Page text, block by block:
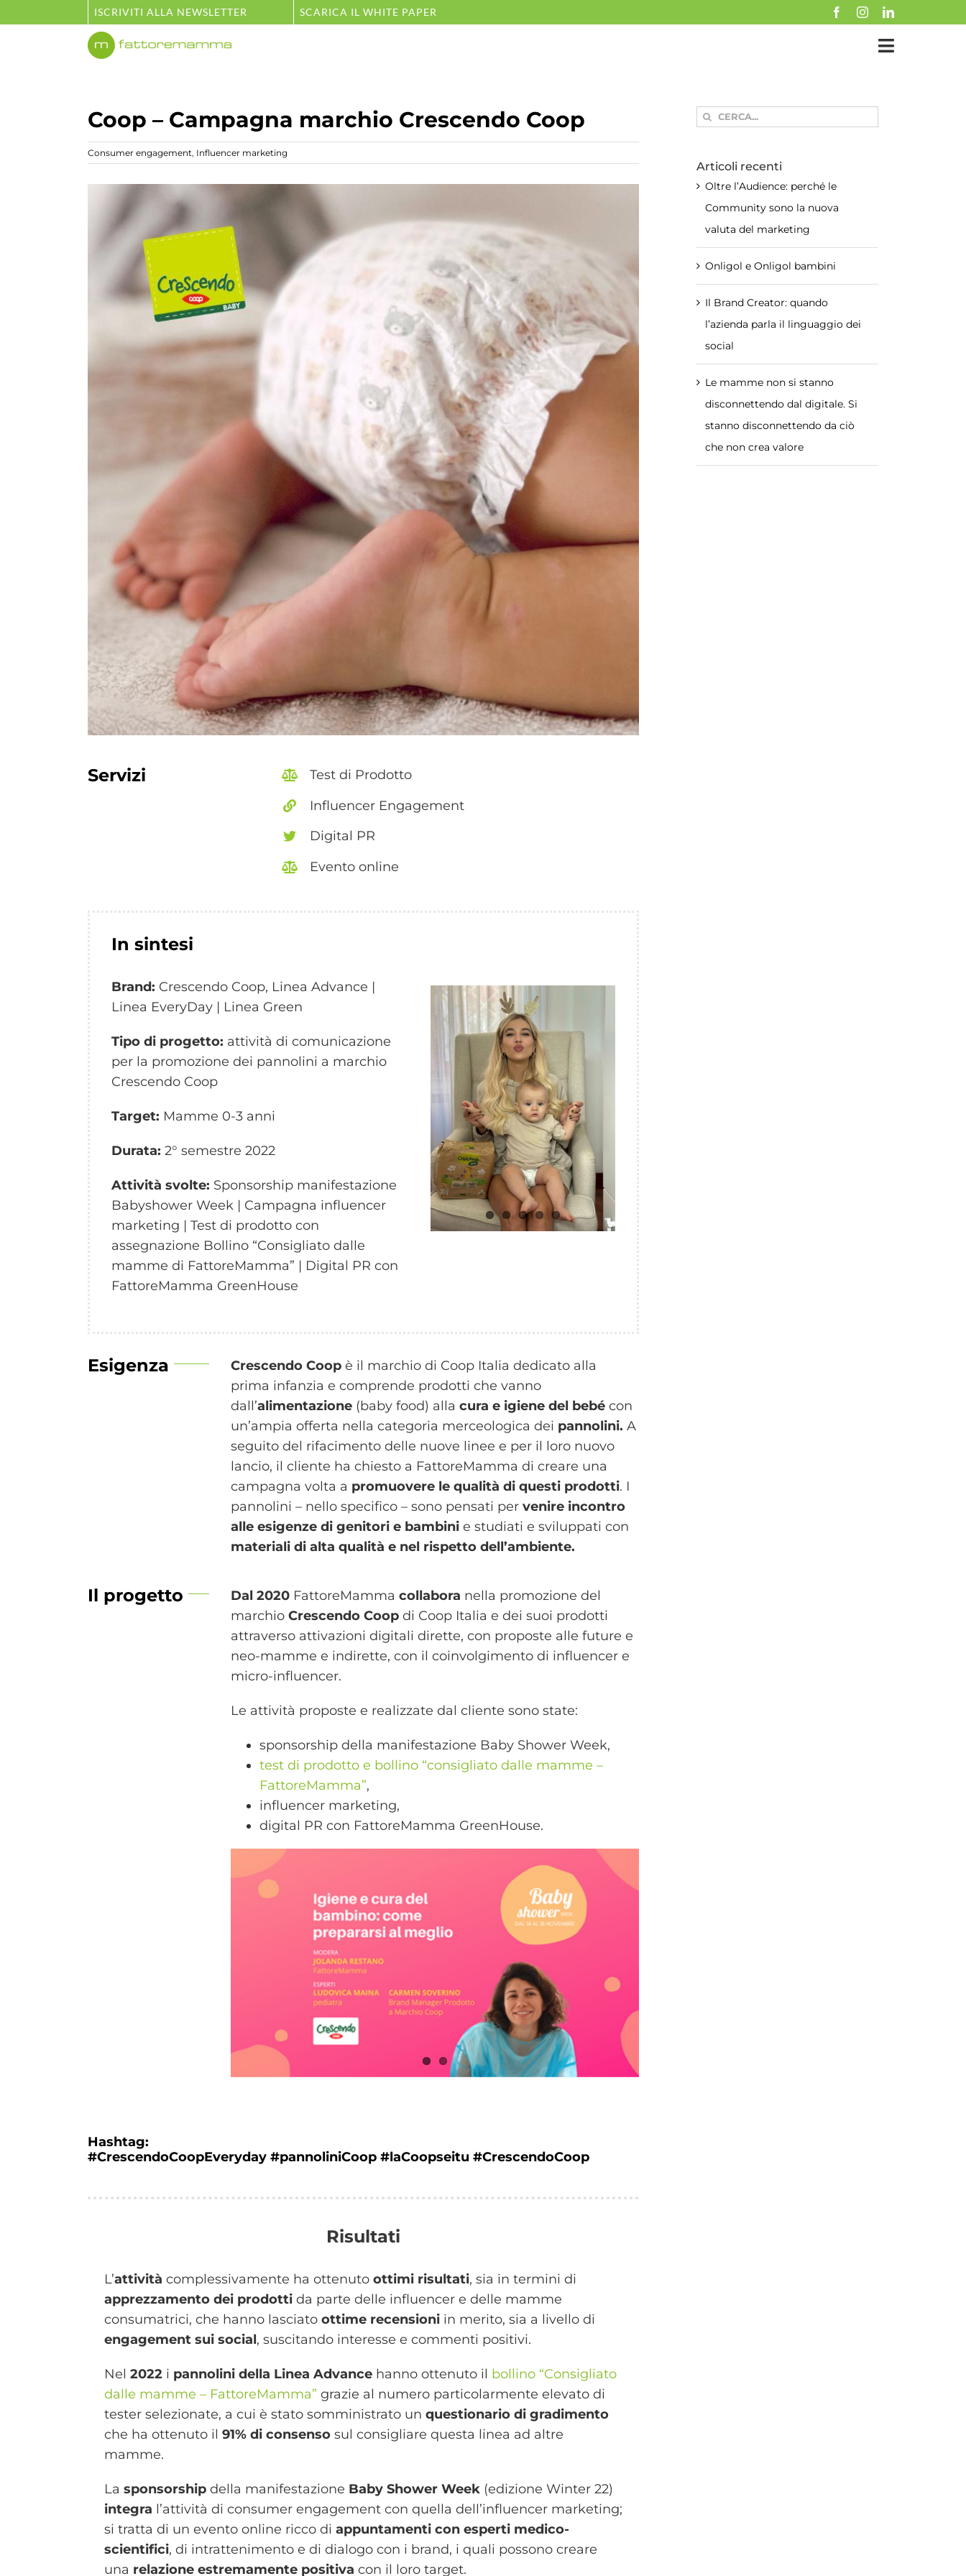
al
ISCRIVITI ALLA NEWSLETTER SCARICA IL WHITE PAPER
Coop – Campagna marchio Crescendo Coop
Consumer engagement, Influencer marketing
immagine
Servizi
Test di Prodotto
Influencer Engagement
Digital PR
Evento online
In sintesi
Brand: Crescendo Coop, Linea Advance |
Linea EveryDay | Linea Green
Tipo di progetto: attività di comunicazione
per la promozione dei pannolini a marchio
Crescendo Coop
Target: Mamme 0-3 anni
Durata: 2° semestre 2022
Attività svolte: Sponsorship manifestazione
Babyshower Week | Campagna influencer
marketing | Test di prodotto con
assegnazione Bollino “Consigliato dalle
mamme di FattoreMamma” | Digital PR con
FattoreMamma GreenHouse
Esigenza Crescendo Coop è il marchio di Coop Italia dedicato alla
prima infanzia e comprende prodotti che vanno
dall’alimentazione (baby food) allacura e igiene del bebé con
un’ampia offerta nella categoria merceologica dei pannolini. A
seguito del rifacimento delle nuove linee e per il loro nuovo
lancio, il cliente ha chiesto a FattoreMamma di creare una
campagna volta a promuovere le qualità di questi prodotti. I
pannolini – nello specifico – sono pensati pervenire incontro
alle esigenze di genitori e bambini e studiati e sviluppati con
materiali di alta qualità e nel rispetto dell’ambiente.
Il progetto Dal 2020 FattoreMammacollabora nella promozione del
marchioCrescendo Coopdi Coop Italia e dei suoi prodotti
attraverso attivazioni digitali dirette, con proposte alle future e
neo-mamme e indirette, con il coinvolgimento di influencer e
micro-influencer.
Le attività proposte e realizzate dal cliente sono state:
sponsorship della manifestazione Baby Shower Week,
test di prodotto e bollino “consigliato dalle mamme –
FattoreMamma”,
influencer marketing,
digital PR con FattoreMamma GreenHouse.
Hashtag:
#CrescendoCoopEveryday #pannoliniCoop #laCoopseitu #CrescendoCoop
Risultati
L’attività complessivamente ha ottenuto ottimi risultati, sia in termini di
apprezzamento dei prodotti da parte delle influencer e delle mamme
consumatrici, che hanno lasciato ottime recensioni in merito, sia a livello di
engagement sui social, suscitando interesse e commenti positivi.
Nel 2022 i pannolini della Linea Advance hanno ottenuto il bollino “Consigliato
dalle mamme – FattoreMamma” grazie al numero particolarmente elevato di
tester selezionate, a cui è stato somministrato un questionario di gradimento
che ha ottenuto il 91% di consenso sul consigliare questa linea ad altre
mamme.
La sponsorship della manifestazione Baby Shower Week (edizione Winter 22)
integra l’attività di consumer engagement con quella dell’influencer marketing;
si tratta di un evento online ricco di appuntamenti con esperti medico-
scientifici, di intrattenimento e di dialogo con i brand, i quali possono creare
una relazione estremamente positiva con il loro target.
Cerca
Articoli recenti
Oltre l’Audience: perché le
Community sono la nuova
valuta del marketing
Onligol e Onligol bambini
Il Brand Creator: quando
l’azienda parla il linguaggio dei
social
Le mamme non si stanno
disconnettendo dal digitale. Si
stanno disconnettendo da ciò
che non crea valore